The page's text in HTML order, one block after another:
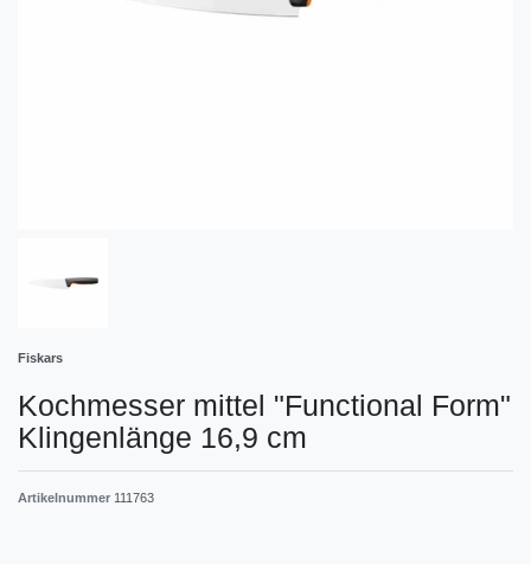
Fiskars
Kochmesser mittel "Functional Form"
Klingenlänge 16,9 cm
Artikelnummer 111763